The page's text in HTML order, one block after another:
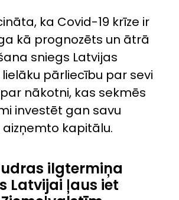
ka Covid-19 krīze ir
kā prognozēts un ātrā
sniegs Latvijas
pārliecību par sevi
nākotni, kas sekmēs
investēt gan savu
kapitālu.
ilgtermiņa
Latvijai ļaus iet